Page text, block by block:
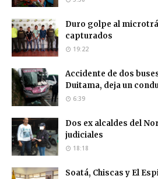
Duro golpe al
capturados
19:22
Accidente de dos
Duitama, deja un
6:39
Dos ex alcaldes del
judiciales
18:18
Soatá, Chiscas y El